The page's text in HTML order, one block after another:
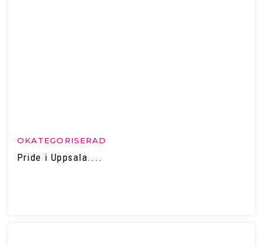
OKATEGORISERAD
Pride i Uppsala....